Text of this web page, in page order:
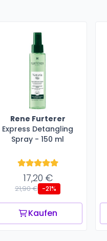
Rene Furterer
Express Detangling
Spray - 150 ml
17,20 €
21,90 € -21%
Kaufen